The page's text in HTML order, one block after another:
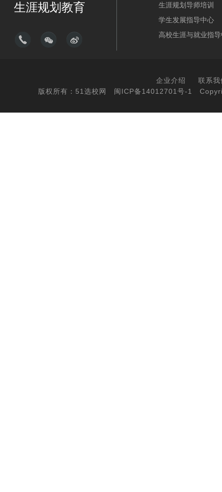
生涯规划教育
生涯规划导师培训
学生发展指导中心
高校生涯与就业指
企业介绍
联系我
版权所有：51选校网
闽ICP备14012701号-1